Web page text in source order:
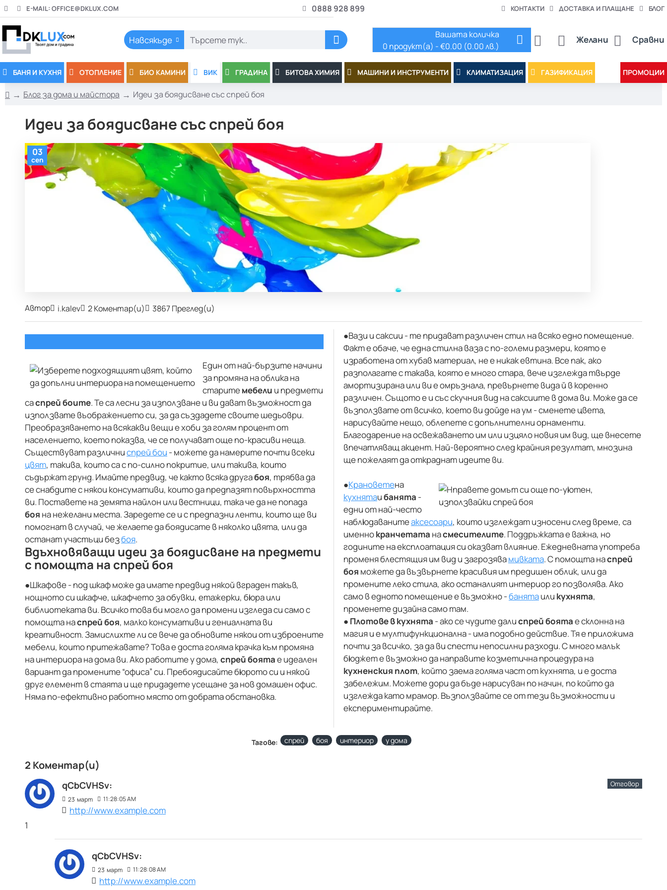
E-MAIL: OFFICE@DKLUX.COM 0888 928 899 КОНТАКТИ ДОСТАВКА И ПЛАЩАНЕ БЛОГ
Навсякъде
Търсете
Желани Сравни
Вашата количка
0 продукт(а) - €0.00 (0.00 лв.)
БАНЯ И КУХНЯ ОТОПЛЕНИЕ БИО КАМИНИ ВИК ГРАДИНА БИТОВА ХИМИЯ МАШИНИ И ИНСТРУМЕНТИ КЛИМАТИЗАЦИЯ ГАЗИФИКАЦИЯ ПРОМОЦИИ
Блог за дома и майстора Идеи за боядисване със спрей боя
Идеи за боядисване със спрей боя
03
сеп
Автор i.kalev 2 Коментар(и) 3867 Преглед(и)
Единот най-бързите начини
за промяна на облика на
старитемебели и предмети
саспрей боите. Те са лесни за използване и ви дават възможност да
използвате въображението си, за да създадете своите шедьоври.
Преобразяването на всякакви вещи е хоби за голям процент от
населението, което показва, че се получават още по-красиви неща.
Съществуват различниспрей бои - можете да намерите почти всеки
цвят, такива, които са с по-силно покритие, или такива, които
съдържат грунд. Имайте предвид, че както всяка другабоя, трябва да
се снабдите с някои консумативи, които да предпазят повърхността
ви. Поставете на земята найлон или вестници, така че да не попада
боя на нежелани места. Заредете се и с предпазни ленти, които ще ви
помогнат в случай, че желаете да боядисате в няколко цвята, или да
останат участъци безбоя.
Вдъхновяващи идеи за боядисване на предмети
с помощта на спрей боя
●Шкафове - под шкаф може да имате предвид някой вграден такъв,
нощното си шкафче, шкафчето за обувки, етажерки, бюра или
библиотеката ви. Всичко това би могло да промени изгледа си само с
помощта наспрей боя, малко консумативи и гениалната ви
креативност. Замислихте ли се вече да обновите някои от изброените
мебели, които притежавате? Това е доста голяма крачка към промяна
на интериора на дома ви. Ако работите у дома, спрей боятае идеален
вариант да промените “офиса” си. Пребоядисайте бюрото си и някой
друг елемент в стаята и ще придадете усещане за нов домашен офис.
Няма по-ефективно работно място от добрата обстановка.
●Вази и саксии - те придават различен стил на всяко едно помещение.
Факт е обаче, че една стилна ваза с по-големи размери, която е
изработена от хубав материал, не е никак евтина. Все пак, ако
разполагате с такава, която е много стара, вече изглежда твърде
амортизирана или ви е омръзнала, превърнете вида й в коренно
различен. Същото е и със скучния вид на саксиите в дома ви. Може да се
възползвате от всичко, което ви дойде на ум - сменете цвета,
нарисувайте нещо, облепете с допълнителни орнаменти.
Благодарение на освежаването им или изцяло новия им вид, ще внесете
впечатляващ акцент. Най-вероятно след крайния резултат, мнозина
ще пожелаят да откраднат идеите ви.
●Крановетена
кухнятаибанята -
едни от най-често
наблюдаванитеаксесоари, които изглеждат износени след време, са
именнокранчетата насмесителите. Поддръжката е важна, но
годините на експлоатация си оказват влияние. Ежедневната употреба
променя блестящия им вид и загрозявамивката. С помощта наспрей
боя можете да възвърнете красивия им предишен облик, или да
промените леко стила, ако останалият интериор го позволява. Ако
само в едното помещение е възможно -банятаили кухнята,
променете дизайна само там.
● Плотове в кухнята - ако се чудите далиспрей боятае склонна на
магия и е мултифункционална - има подобно действие. Тя е приложима
почти за всичко, за да ви спести непосилни разходи. С много малък
бюджет е възможно да направите козметична процедура на
кухненския плот, който заема голяма част от кухнята, и е доста
забележим. Можете дори да бъде нарисуван по начин, по който да
изглежда като мрамор. Възползвайте се от тези възможности и
експериментирайте.
Тагове: спрей боя интериор у дома
2 Коментар(и)
qCbCVHSv:
23 март 11:28:05 AM
http://www.example.com
Отговор
1
qCbCVHSv:
23 март 11:28:08 AM
http://www.example.com